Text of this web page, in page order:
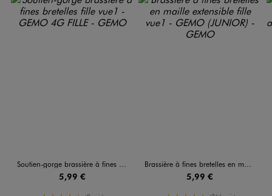
Soutien-gorge brassière à fines bretelles fille
5,99 €
Brassière à fines bretelles en maille extensible fille
5,99 €